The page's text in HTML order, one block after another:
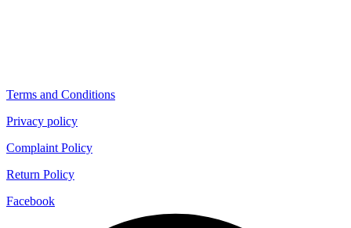
Terms and Conditions
Privacy policy
Complaint Policy
Return Policy
Facebook